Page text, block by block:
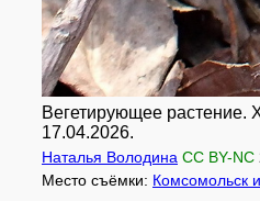
Вегетирующее растение.
17.04.2026.
Наталья Володина CC BY-NC
Место съёмки: Комсомольск